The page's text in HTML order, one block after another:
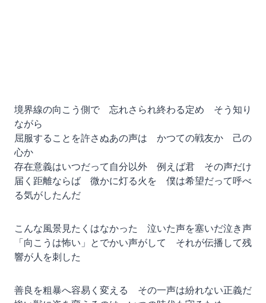
境界線の向こう側で 忘れさられ終わる定め そう知り
ながら
屈服することを許さぬあの声は かつての戦友か 己の
心か
存在意義はいつだって自分以外 例えば君 その声だけ
届く距離ならば 微かに灯る火を 僕は希望だって呼べ
る気がしたんだ
こんな風景見たくはなかった 泣いた声を塞いだ泣き声
「向こうは怖い」とでかい声がして それが伝播して残
響が人を刺した
善良を粗暴へ容易く変える その一声は紛れない正義だ